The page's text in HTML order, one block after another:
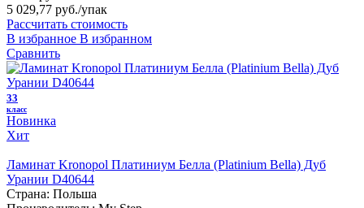
5 029,77 руб./упак
Рассчитать стоимость
В избранное В избранном
Сравнить
33
класс
Новинка
Хит
Ламинат Kronopol Платиниум Белла (Platinium Bella) Дуб
Урании D40644
Страна: Польша